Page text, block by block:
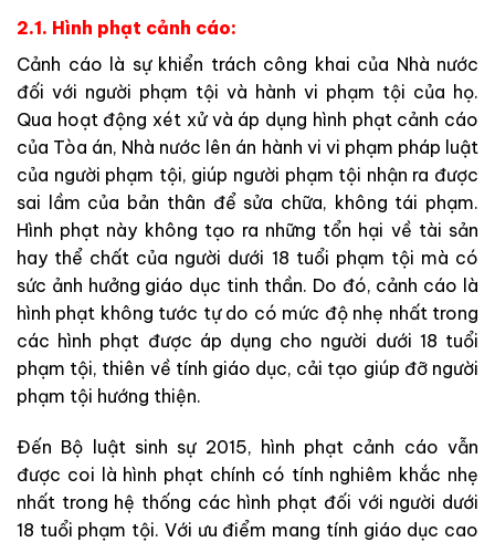
2.1. Hình phạt cảnh cáo:
Cảnh cáo là sự khiển trách công khai của Nhà nước
đối với người phạm tội và hành vi phạm tội của họ.
Qua hoạt động xét xử và áp dụng hình phạt cảnh cáo
của Tòa án, Nhà nước lên án hành vi vi phạm pháp luật
của người phạm tội, giúp người phạm tội nhận ra được
sai lầm của bản thân để sửa chữa, không tái phạm.
Hình phạt này không tạo ra những tổn hại về tài sản
hay thể chất của người dưới 18 tuổi phạm tội mà có
sức ảnh hưởng giáo dục tinh thần. Do đó, cảnh cáo là
hình phạt không tước tự do có mức độ nhẹ nhất trong
các hình phạt được áp dụng cho người dưới 18 tuổi
phạm tội, thiên về tính giáo dục, cải tạo giúp đỡ người
phạm tội hướng thiện.
Đến Bộ luật sinh sự 2015, hình phạt cảnh cáo vẫn
được coi là hình phạt chính có tính nghiêm khắc nhẹ
nhất trong hệ thống các hình phạt đối với người dưới
18 tuổi phạm tội. Với ưu điểm mang tính giáo dục cao